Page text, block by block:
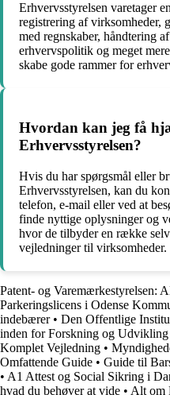
Erhvervsstyrelsen varetager
registrering af virksomheder,
med regnskaber, håndtering
erhvervspolitik og meget
skabe gode rammer for
Hvordan kan jeg få
Erhvervsstyrelsen?
Hvis du har spørgsmål eller
Erhvervsstyrelsen, kan du
telefon, e-mail eller ved at
finde nyttige oplysninger og
hvor de tilbyder en række
vejledninger til virksomheder.
Patent- og Varemærkestyrelsen:
Parkeringslicens i Odense
indebærer• Den Offentlige
inden for Forskning og Udvikling
Komplet Vejledning •
Omfattende Guide • Guide til
• A1 Attest og Social Sikring i
hvad du behøver at vide • Alt om